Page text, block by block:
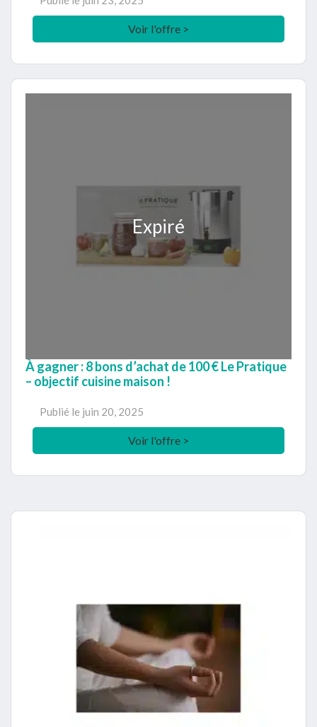
Voir l'offre >
Expiré
À gagner : 8 bons d’achat de 100 € Le Pratique
– objectif cuisine maison !
Publié le juin 20, 2025
Voir l'offre >